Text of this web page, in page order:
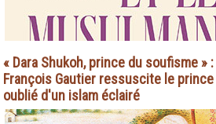
« Dara Shukoh, prince du soufisme » :
François Gautier ressuscite le prince
oublié d'un islam éclairé